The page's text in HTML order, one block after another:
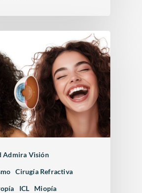
Admira Visión
Cirugía Refractiva
ICL
Miopía